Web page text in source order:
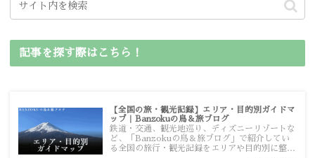
記事を探す際はこちら！
【全国の旅・観光記録】エリア・目的別ガイドマ
ップ｜Banzokuの鳥＆旅ブログ
鉄道・交通、観光地巡り、ディズニーリゾートな
ど、「Banzokuの鳥＆旅ブログ」で紹介してい
る全国の旅行・観光記録をエリアや目的別に整理